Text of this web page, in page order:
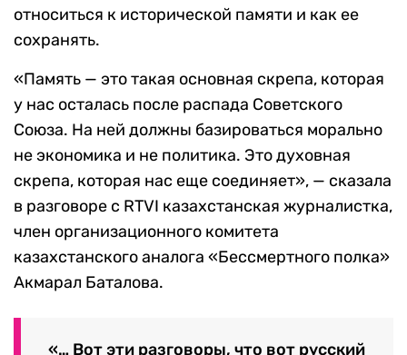
относиться к исторической памяти и как ее
сохранять.
«Память — это такая основная скрепа, которая
у нас осталась после распада Советского
Союза. На ней должны базироваться морально
не экономика и не политика. Это духовная
скрепа, которая нас еще соединяет», — сказала
в разговоре с RTVI казахстанская журналистка,
член организационного комитета
казахстанского аналога «Бессмертного полка»
Акмарал Баталова.
«… Вот эти разговоры, что вот русский